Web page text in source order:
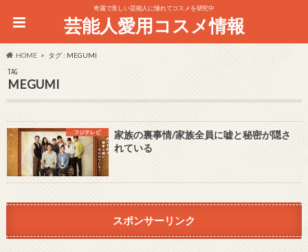
奇麗で美しい芸能人に憧れてコスメを研究中
芸能人愛用コスメ情報
HOME タグ : MEGUMI
TAG
MEGUMI
フジテレビ
家族の裏事情/家族全員に嘘と秘密が隠さ
れている
スポンサーリンク